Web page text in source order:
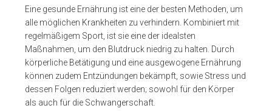
Eine gesunde Ernährung ist eine der besten Methoden, um
alle möglichen Krankheiten zu verhindern. Kombiniert mit
regelmäßigem Sport, ist sie eine der idealsten
Maßnahmen, um den Blutdruck niedrig zu halten. Durch
körperliche Betätigung und eine ausgewogene Ernährung
können zudem Entzündungen bekämpft, sowie Stress und
dessen Folgen reduziert werden; sowohl für den Körper
als auch für die Schwangerschaft.